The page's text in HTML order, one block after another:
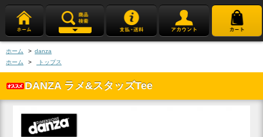
ホーム > danza
ホーム
> トップス
DANZA ラメ&スタッズTee